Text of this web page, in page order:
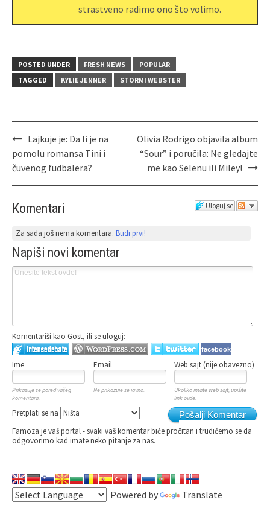
strastveno radimo ono što volimo.
POSTED UNDER FRESH NEWS
POPULAR
TAGGED
KYLIE JENNER STORMI WEBSTER
Lajkuje je: Da li je na
pomolu romansa Tini i
čuvenog fudbalera?
Olivia Rodrigo objavila album
“Sour” i poručila: Ne gledajte
me kao Selenu ili Miley!
Uloguj se
Komentari
Za sada još nema komentara.Budi prvi!
Napiši novi komentar
Komentariši kao Gost, ili se uloguj:
facebook
Ime Email Web sajt (nije obavezno)
Prikazuje se pored vašeg
komentara.
Ne prikazuje se javno.
Ukoliko imate web sajt, upišite
link ovde.
Pošalji Komentar
Pretplati se na
Famoza je vaš portal - svaki vaš komentar biće pročitan i trudićemo se da
odgovorimo kad imate neko pitanje za nas.
Powered by Translate